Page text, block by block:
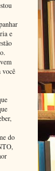
e
você
do